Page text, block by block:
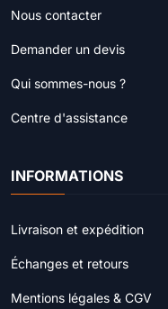
Nous contacter
Demander un devis
Qui sommes-nous ?
Centre d'assistance
INFORMATIONS
Livraison et expédition
Échanges et retours
Mentions légales & CGV